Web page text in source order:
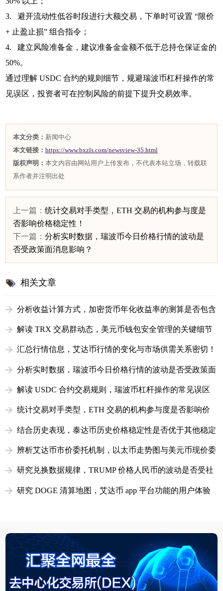
3. 避开流动性低谷时段进行大额交易，下单时可设置 “限价
+ 止盈止损” 组合指令；
4. 建立风险准备金，建议准备金金额不低于总持仓保证金的
50%。
通过理解 USDC 合约的规则细节，规避瑞波币杠杆操作的常
见误区，投资者可在控制风险的前提下提升交易效率。
本文分类： 新闻中心
本文链接： https://www.bxzls.com/newsview-35.html
版权声明： 本文内容由网站用户上传发布，不代表本站立场，转载联
系作者并注明出处
上一篇： 统计交易对手类型，ETH 交易的机构参与度是
否影响价格稳定性！
下一篇： 分析实时数据，瑞波币今日价格行情的波动是
否受政策面消息影响？
相关文章
分析收益计算方式，加密货币年化收益率的测算是否包含
解读 TRX 交易群动态，美元币钱包安全管理的关键细节
汇总行情信息，艾达币行情的变化与市场供需关系密切！
分析实时数据，瑞波币今日价格行情的波动是否受政策面
解读 USDC 合约交易规则，瑞波币杠杆操作的常见误区
统计交易对手类型，ETH 交易的机构参与度是否影响价
结合历史表现，泰达币历史价格稳定性是否优于其他稳定
辨析艾达币市价委托机制，以太币走势图与美元币现价委
研究兑换数据规律，TRUMP 价格人民币的波动是否受社
研究 DOGE 清算地图，艾达币 app 平台功能的用户体验